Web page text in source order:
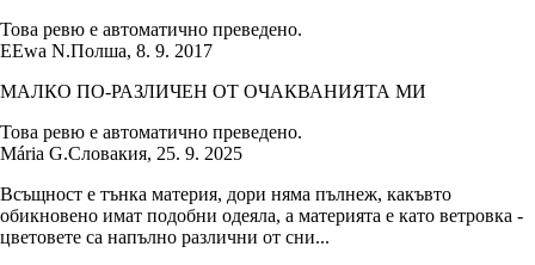
Това ревю е автоматично преведено.
EEwa N.Полша, 8. 9. 2017
МАЛКО ПО-РАЗЛИЧЕН ОТ ОЧАКВАНИЯТА МИ
Това ревю е автоматично преведено.
Mária G.Словакия, 25. 9. 2025
Всъщност е тънка материя, дори няма пълнеж, какъвто
обикновено имат подобни одеяла, а материята е като ветровка -
цветовете са напълно различни от сни...